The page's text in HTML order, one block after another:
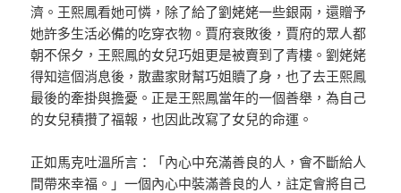
濟。王熙鳳看她可憐，除了給了劉姥姥一些銀兩，還贈予
她許多生活必備的吃穿衣物。賈府衰敗後，賈府的眾人都
朝不保夕，王熙鳳的女兒巧姐更是被賣到了青樓。劉姥姥
得知這個消息後，散盡家財幫巧姐贖了身，也了去王熙鳳
最後的牽掛與擔憂。正是王熙鳳當年的一個善舉，為自己
的女兒積攢了福報，也因此改寫了女兒的命運。
正如馬克吐溫所言：「內心中充滿善良的人，會不斷給人
間帶來幸福。」一個內心中裝滿善良的人，註定會將自己